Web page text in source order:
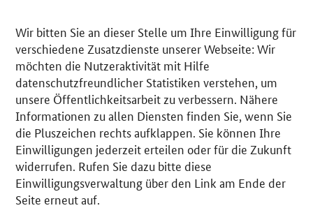
Wir bitten Sie an dieser Stelle um Ihre Einwilligung für
verschiedene Zusatzdienste unserer Webseite: Wir
möchten die Nutzeraktivität mit Hilfe
datenschutzfreundlicher Statistiken verstehen, um
unsere Öffentlichkeitsarbeit zu verbessern. Nähere
Informationen zu allen Diensten finden Sie, wenn Sie
die Pluszeichen rechts aufklappen. Sie können Ihre
Einwilligungen jederzeit erteilen oder für die Zukunft
widerrufen. Rufen Sie dazu bitte diese
Einwilligungsverwaltung über den Link am Ende der
Seite erneut auf.